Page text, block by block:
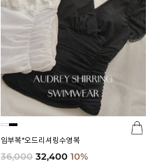
임부복*오드리셔링수영복
36,000 32,400 10%